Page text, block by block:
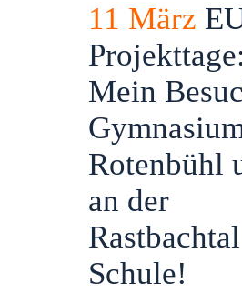
11 März
Projekttage:
Mein
Rotenbühl
an der
Rastbachtal
Schule!